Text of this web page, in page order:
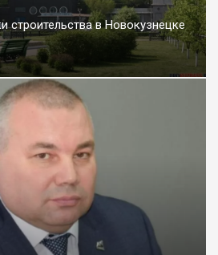
строительства в Новокузнецке